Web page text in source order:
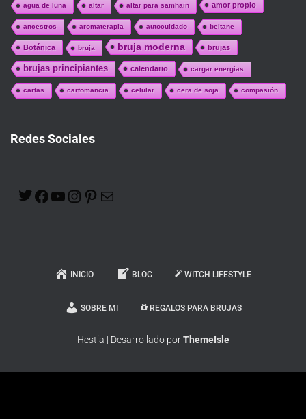
agua de luna altar altar para samhain amor propio
ancestros aromaterapia autocuidado beltane
Botánica bruja bruja moderna brujas
brujas principiantes calendario cargar energías
cartas cartomancia celular cera de soja compasión
Redes Sociales
INICIO BLOG WITCH LIFESTYLE
SOBRE MI REGALOS PARA BRUJAS
Hestia | Desarrollado porThemeIsle